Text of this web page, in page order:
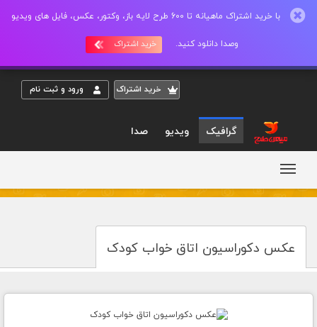
با خرید اشتراک ماهیانه تا 600 طرح لایه باز، وکتور، عکس، فایل های ویدیو
وصدا دانلود کنید. خرید اشتراک
خريد اشتراک ورود و ثبت نام
گرافیک ویدیو صدا
عکس دکوراسیون اتاق خواب کودک